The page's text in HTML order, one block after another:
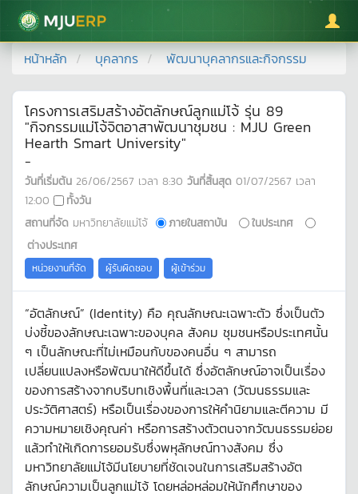
มหาวิทยาลัยแม่โจ้
หน้าหลัก บุคลากร พัฒนาบุคลากรและกิจกรรม
โครงการเสริมสร้างอัตลักษณ์ลูกแม่โจ้ รุ่น 89
"กิจกรรมแม่โจ้จิตอาสาพัฒนาชุมชน : MJU Green
Hearth Smart University"
-
วันที่เริ่มต้น 26/06/2567 เวลา 8:30 วันที่สิ้นสุด 01/07/2567 เวลา
12:00
ทั้งวัน
สถานที่จัด มหาวิทยาลัยแม่โจ้ ภายในสถาบัน
ในประเทศ
ต่างประเทศ
หน่วยงานที่จัด ผู้รับผิดชอบ ผู้เข้าร่วม
“อัตลักษณ์” (Identity) คือ คุณลักษณะเฉพาะตัว ซึ่งเป็นตัว
บ่งชี้ของลักษณะเฉพาะของบุคล สังคม ชุมชนหรือประเทศนั้น
ๆ เป็นลักษณะที่ไม่เหมือนกับของคนอื่น ๆ สามารถ
เปลี่ยนแปลงหรือพัฒนาให้ดีขึ้นได้ ซึ่งอัตลักษณ์อาจเป็นเรื่อง
ของการสร้างจากบริบทเชิงพื้นที่และเวลา (วัฒนธรรมและ
ประวัติศาสตร์) หรือเป็นเรื่องของการให้คำนิยามและตีความ มี
ความหมายเชิงคุณค่า หรือการสร้างตัวตนจากวัฒนธรรมย่อย
แล้วทำให้เกิดการยอมรับซึ่งพหุลักษณ์ทางสังคม ซึ่ง
มหาวิทยาลัยแม่โจ้มีนโยบายที่ชัดเจนในการเสริมสร้างอัต
ลักษณ์ความเป็นลูกแม่โจ้ โดยหล่อหล่อมให้นักศึกษาของ